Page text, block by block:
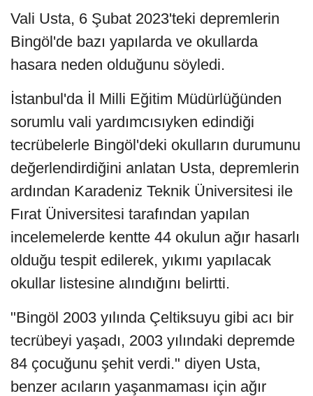
Vali Usta, 6 Şubat 2023'teki depremlerin
Bingöl'de bazı yapılarda ve okullarda
hasara neden olduğunu söyledi.
İstanbul'da İl Milli Eğitim Müdürlüğünden
sorumlu vali yardımcısıyken edindiği
tecrübelerle Bingöl'deki okulların durumunu
değerlendirdiğini anlatan Usta, depremlerin
ardından Karadeniz Teknik Üniversitesi ile
Fırat Üniversitesi tarafından yapılan
incelemelerde kentte 44 okulun ağır hasarlı
olduğu tespit edilerek, yıkımı yapılacak
okullar listesine alındığını belirtti.
"Bingöl 2003 yılında Çeltiksuyu gibi acı bir
tecrübeyi yaşadı, 2003 yılındaki depremde
84 çocuğunu şehit verdi." diyen Usta,
benzer acıların yaşanmaması için ağır